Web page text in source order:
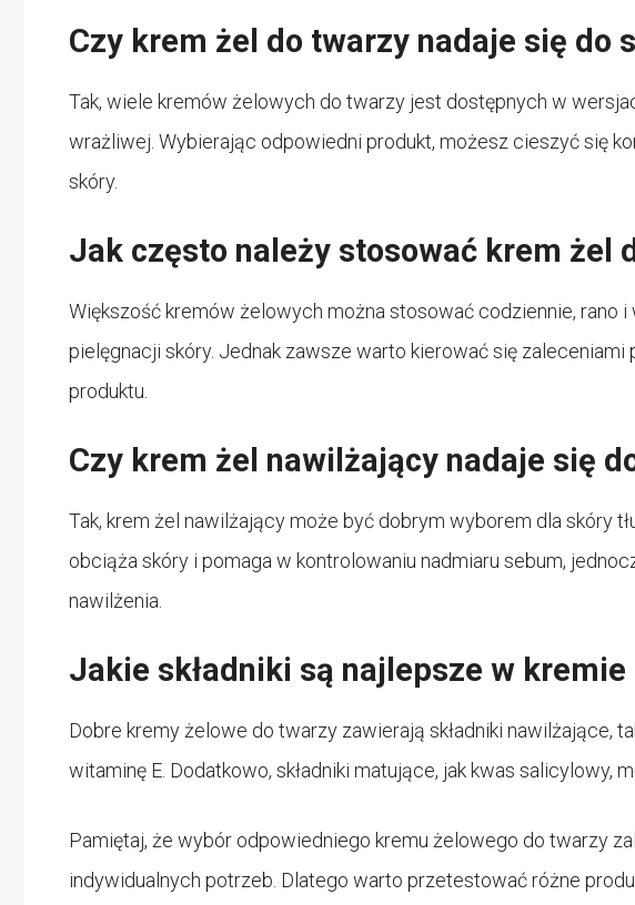
Czy krem żel do twarzy nadaje się do
Tak, wiele kremów żelowych do twarzy jest dostępnych w
wrażliwej. Wybierając odpowiedni produkt, możesz cieszyć się
skóry.
Jak często należy stosować krem żel
Większość kremów żelowych można stosować codziennie, rano
pielęgnacji skóry. Jednak zawsze warto kierować się zaleceniami
produktu.
Czy krem żel nawilżający nadaje się
Tak, krem żel nawilżający może być dobrym wyborem dla skóry
obciąża skóry i pomaga w kontrolowaniu nadmiaru sebum,
nawilżenia.
Jakie składniki są najlepsze w
Dobre kremy żelowe do twarzy zawierają składniki nawilżające,
witaminę E. Dodatkowo, składniki matujące, jak kwas salicylowy,
Pamiętaj, że wybór odpowiedniego kremu żelowego do twarzy
indywidualnych potrzeb. Dlatego warto przetestować różne